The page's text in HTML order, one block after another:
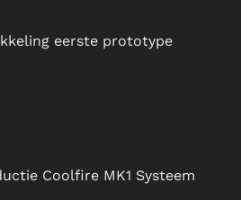
eerste prototype
Coolfire MK1 Systeem